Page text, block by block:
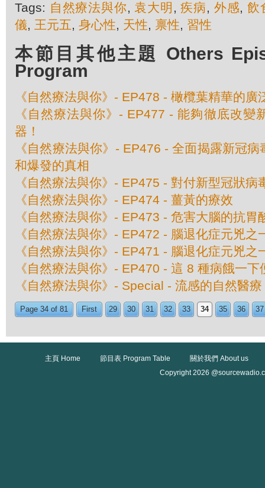
Tags: 自然療法與你,袁大明 ,疾病, 外感,飲
儀, 王元五, 身心性, 天性, 禀性, 習性
本節目其他主題 Others
Program
《自然療法與你》- EP478 - 橄欖葉精華的廣
《自然療法與你》- EP477 - 能夠徹底改變
器！
《自然療法與你》- EP476 - 全面揭露新冠
和爆發的真相
《自然療法與你》- EP475 - 對付新型冠狀病
《自然療法與你》- EP474 - 薑黃的療效
《自然療法與你》- EP473 - 危害大腦的抗胃
《自然療法與你》- EP472 - 腦退化症元兇之
《自然療法與你》- EP471 - 腦退化症元兇之
《自然療法與你》- EP470 - 這 8 種病餓一下
《自然療法與你》- Special - 流感的自然醫療
Page 34 of 81 First 29 30 31 32 33 34 35 36 37
主頁 Home 節目表 Program Table
關於我們 About us
Copyright 2026